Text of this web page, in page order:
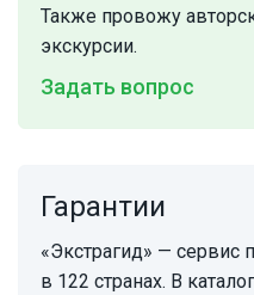
Также провожу
экскурсии.
Задать вопрос
Гарантии
«Экстрагид» — сервис
в 122 странах. В